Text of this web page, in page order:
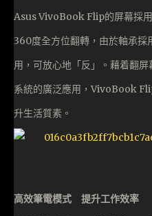
Asus VivoBook Flip的屏幕採
360度全方位翻轉，由於軸承採
用，可放心地「反」。藉着翻
系統的廣泛應用，VivoBook
升生活質素。
高效筆電模式 提升工作效率